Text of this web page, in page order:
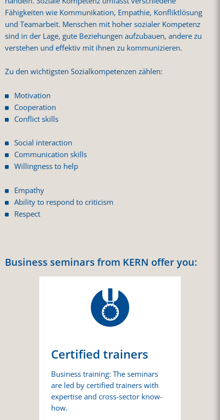
Fähigkeiten wie Kommunikation, Empathie, Konfliktlösung
und Teamarbeit. Menschen mit hoher sozialer Kompetenz
sind in der Lage, gute Beziehungen aufzubauen, andere zu
verstehen und effektiv mit ihnen zu kommunizieren.
Zu den wichtigsten Sozialkompetenzen zählen:
Motivation
Cooperation
Conflict skills
Social interaction
Communication skills
Willingness to help
Empathy
Ability to respond to criticism
Respect
Business seminars from KERN offer you:
Certified trainers
Business training: The seminars
are led by certified trainers with
expertise and cross-sector know-
how.